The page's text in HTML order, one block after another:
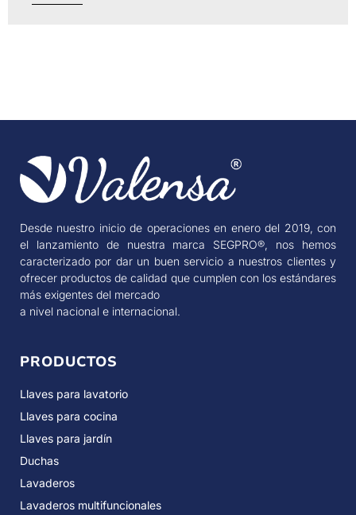
Desde nuestro inicio de operaciones en enero del 2019, con
el lanzamiento de nuestra marca SEGPRO®, nos hemos
caracterizado por dar un buen servicio a nuestros clientes y
ofrecer productos de calidad que cumplen con los estándares
más exigentes del mercado
a nivel nacional e internacional.
PRODUCTOS
Llaves para lavatorio
Llaves para cocina
Llaves para jardín
Duchas
Lavaderos
Lavaderos multifuncionales